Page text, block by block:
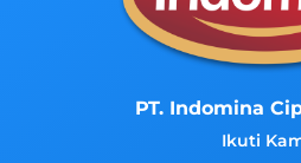
PT. Indomina
Ikuti